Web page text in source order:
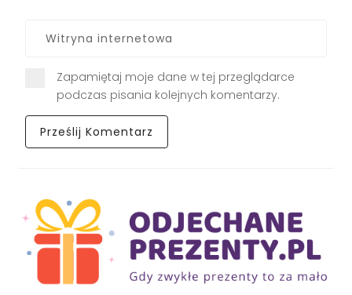
Zapamiętaj moje dane w tej przeglądarce
podczas pisania kolejnych komentarzy.